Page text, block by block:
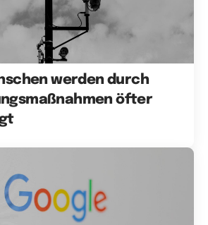
werden durch
öfter